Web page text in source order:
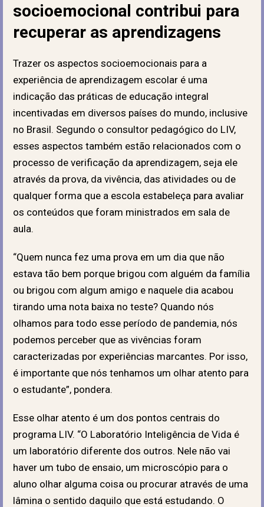
socioemocional contribui para
recuperar as aprendizagens
Trazer os aspectos socioemocionais para a
experiência de aprendizagem escolar é uma
indicação das práticas de educação integral
incentivadas em diversos países do mundo, inclusive
no Brasil. Segundo o consultor pedagógico do LIV,
esses aspectos também estão relacionados com o
processo de verificação da aprendizagem, seja ele
através da prova, da vivência, das atividades ou de
qualquer forma que a escola estabeleça para avaliar
os conteúdos que foram ministrados em sala de
aula.
“Quem nunca fez uma prova em um dia que não
estava tão bem porque brigou com alguém da família
ou brigou com algum amigo e naquele dia acabou
tirando uma nota baixa no teste? Quando nós
olhamos para todo esse período de pandemia, nós
podemos perceber que as vivências foram
caracterizadas por experiências marcantes. Por isso,
é importante que nós tenhamos um olhar atento para
o estudante”, pondera.
Esse olhar atento é um dos pontos centrais do
programa LIV. “O Laboratório Inteligência de Vida é
um laboratório diferente dos outros. Nele não vai
haver um tubo de ensaio, um microscópio para o
aluno olhar alguma coisa ou procurar através de uma
lâmina o sentido daquilo que está estudando. O